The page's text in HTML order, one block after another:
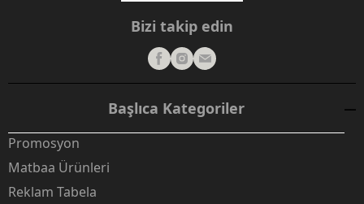
Bizi takip edin
Başlıca Kategoriler
Promosyon
Matbaa Ürünleri
Reklam Tabela